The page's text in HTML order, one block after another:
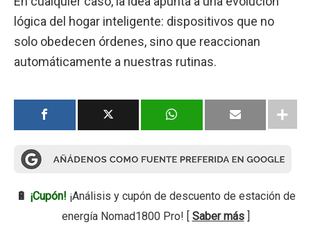
lógica del hogar inteligente: dispositivos que no
solo obedecen órdenes, sino que reaccionan
automáticamente a nuestras rutinas.
🔋 ¡Cupón! ¡Análisis y cupón de descuento de estación de
energía Nomad1800 Pro! [ Saber más]